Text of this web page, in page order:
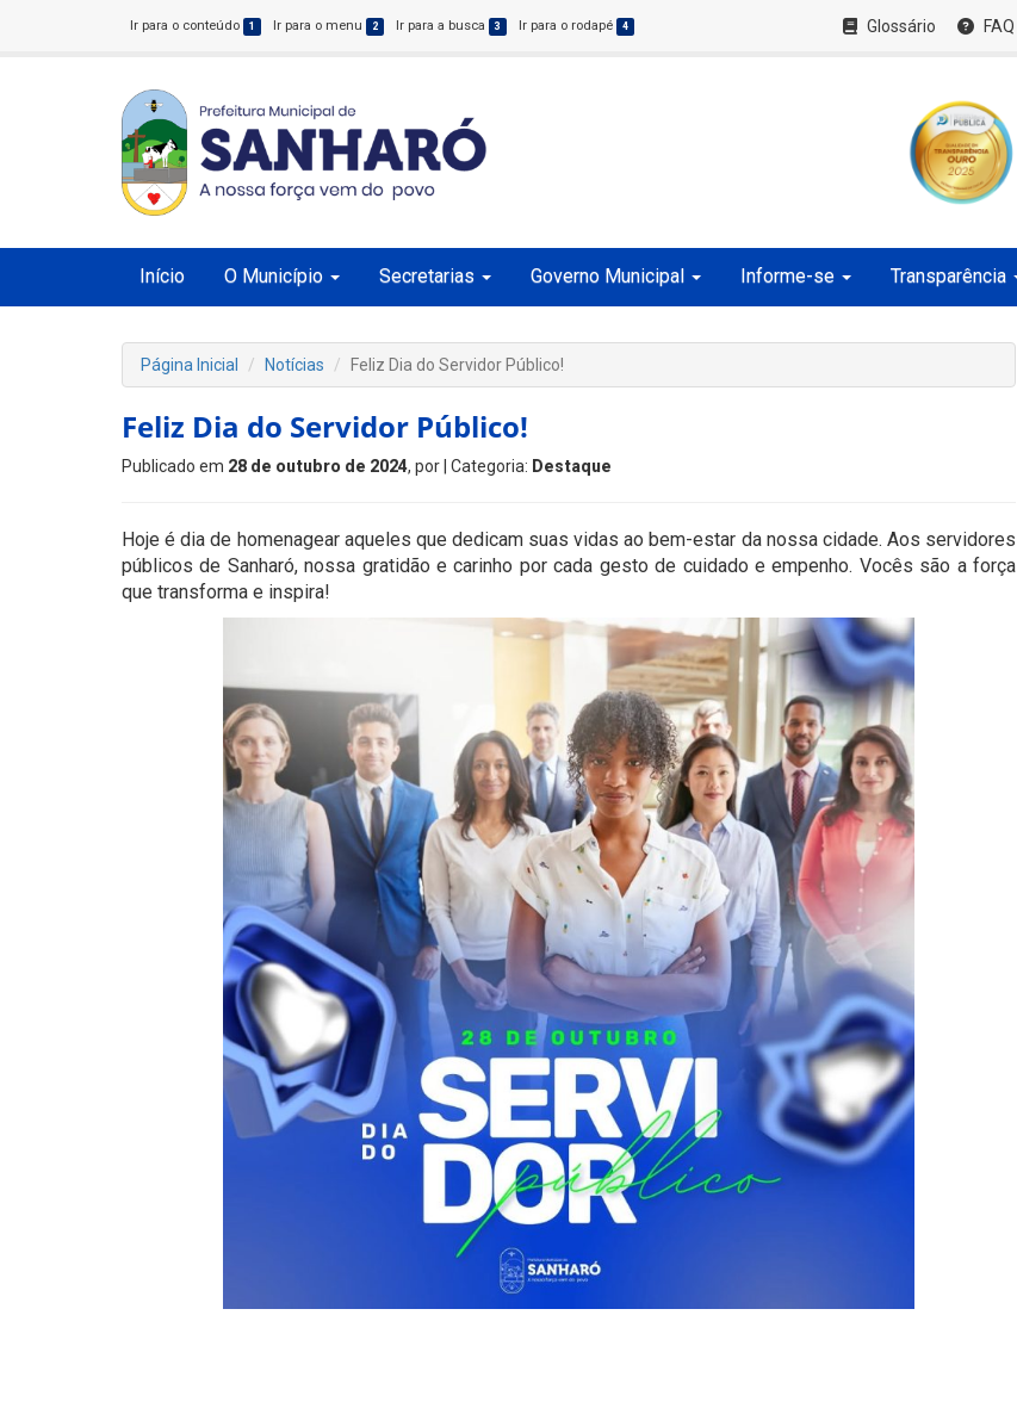
Ir para o conteúdo 1 Ir para o menu 2 Ir para a busca 3 Ir para o rodapé 4 Glossário FAQ
Início O Município Secretarias Governo Municipal Informe-se Transparência
Página Inicial Notícias Feliz Dia do Servidor Público!
Feliz Dia do Servidor Público!
Publicado em 28 de outubro de 2024, por | Categoria: Destaque
Hoje é dia de homenagear aqueles que dedicam suas vidas ao bem-estar da nossa cidade. Aos servidores
públicos de Sanharó, nossa gratidão e carinho por cada gesto de cuidado e empenho. Vocês são a força
que transforma e inspira!